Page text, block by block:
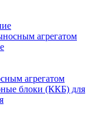
агрегатом
агрегатом
блоки (ККБ) для